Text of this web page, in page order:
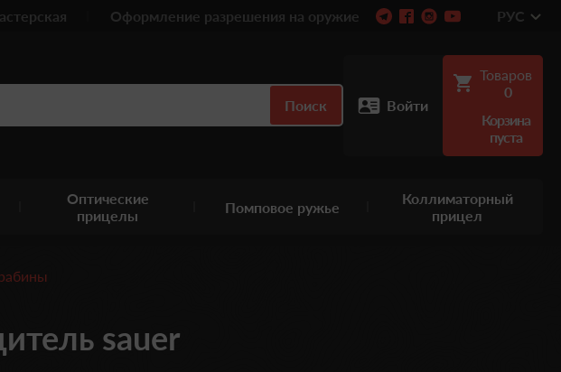
Оформление разрешения на оружие РУС
Поиск Войти
Товаров
0
Корзина
пуста
Оптические
прицелы
Помповое ружье
Коллиматорный
прицел
sauer